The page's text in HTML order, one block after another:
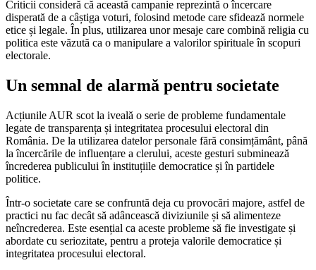
Criticii consideră că această campanie reprezintă o încercare
disperată de a câștiga voturi, folosind metode care sfidează normele
etice și legale. În plus, utilizarea unor mesaje care combină religia cu
politica este văzută ca o manipulare a valorilor spirituale în scopuri
electorale.
Un semnal de alarmă pentru societate
Acțiunile AUR scot la iveală o serie de probleme fundamentale
legate de transparența și integritatea procesului electoral din
România. De la utilizarea datelor personale fără consimțământ, până
la încercările de influențare a clerului, aceste gesturi subminează
încrederea publicului în instituțiile democratice și în partidele
politice.
Într-o societate care se confruntă deja cu provocări majore, astfel de
practici nu fac decât să adâncească diviziunile și să alimenteze
neîncrederea. Este esențial ca aceste probleme să fie investigate și
abordate cu seriozitate, pentru a proteja valorile democratice și
integritatea procesului electoral.